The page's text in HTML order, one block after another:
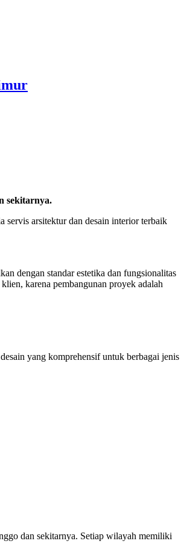
sekitarnya.
servis arsitektur dan desain interior terbaik
dengan standar estetika dan fungsionalitas
karena pembangunan proyek adalah
yang komprehensif untuk berbagai jenis
dan sekitarnya. Setiap wilayah memiliki